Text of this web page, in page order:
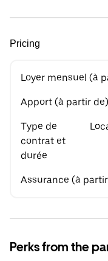
Pricing
Loyer mensuel (à
Apport (à partir de)
Type de
contrat et
durée
Assurance (à
Perks from the